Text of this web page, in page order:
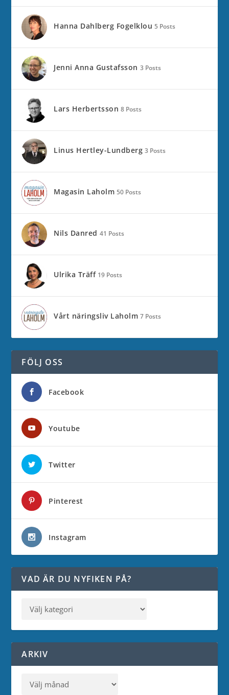
Hanna Dahlberg Fogelklou 5 Posts
Jenni Anna Gustafsson 3 Posts
Lars Herbertsson 8 Posts
Linus Hertley-Lundberg 3 Posts
Magasin Laholm 50 Posts
Nils Danred 41 Posts
Ulrika Träff 19 Posts
Vårt näringsliv Laholm 7 Posts
FÖLJ OSS
Facebook
Youtube
Twitter
Pinterest
Instagram
VAD ÄR DU NYFIKEN PÅ?
ARKIV